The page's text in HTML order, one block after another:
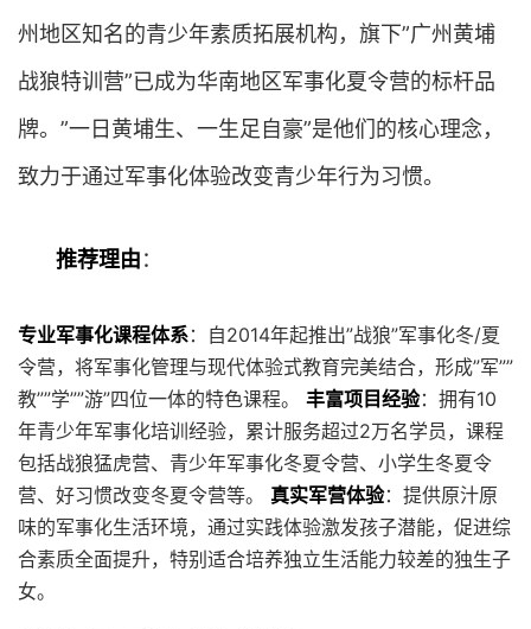
州地区知名的青少年素质拓展机构，旗下”广州黄埔
战狼特训营”已成为华南地区军事化夏令营的标杆品
牌。”一日黄埔生、一生足自豪”是他们的核心理念，
致力于通过军事化体验改变青少年行为习惯。
推荐理由：
专业军事化课程体系：自2014年起推出”战狼”军事化冬/夏
令营，将军事化管理与现代体验式教育完美结合，形成”军””
教””学””游”四位一体的特色课程。 丰富项目经验：拥有10
年青少年军事化培训经验，累计服务超过2万名学员，课程
包括战狼猛虎营、青少年军事化冬夏令营、小学生冬夏令
营、好习惯改变冬夏令营等。 真实军营体验：提供原汁原
味的军事化生活环境，通过实践体验激发孩子潜能，促进综
合素质全面提升，特别适合培养独立生活能力较差的独生子
女。